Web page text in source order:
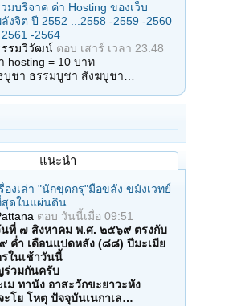
มบริจาค ค่า Hosting ของเว็บ
งจิต ปี 2552 ...2558 -2559 -2560
-2564
รรมวิวัฒน์ ตอบ เสาร์ เวลา 23:48
hosting = 10 บาท
บูชา ธรรมบูชา สังฆบูชา…
แนะนำ
องเล่า "นักขุดกรุ"มือขลัง ขมังเวทย์
ดในแผ่นดิน
ตอบ วันนี้เมื่อ 09:51
ที่ ๗ สิงหาคม พ.ศ. ๒๕๖๙ ตรงกับ
ค่ำ เดือนแปดหลัง (๘๘) ปีมะเมีย
ในเช้าวันนี้
วมกันครับ
ม ทานัง อาสะวักขะยาวะหัง
โย โหตุ ปัจจุบันเนกาเล…